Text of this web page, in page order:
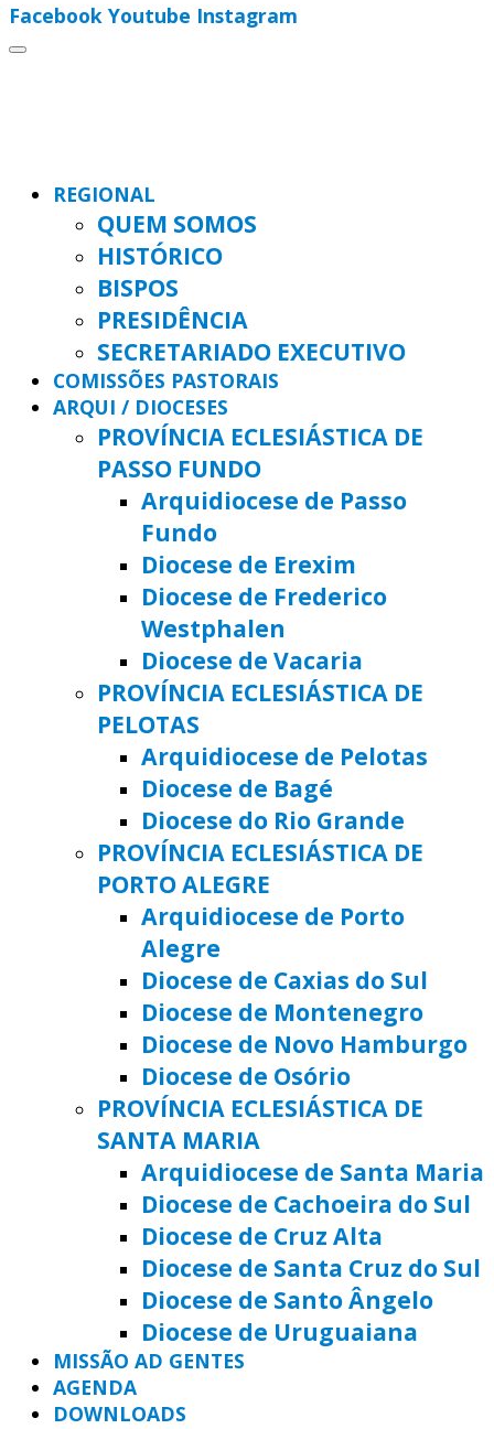
Facebook Youtube Instagram
REGIONAL
QUEM SOMOS
HISTÓRICO
BISPOS
PRESIDÊNCIA
SECRETARIADO EXECUTIVO
COMISSÕES PASTORAIS
ARQUI / DIOCESES
PROVÍNCIA ECLESIÁSTICA DE
PASSO FUNDO
Arquidiocese de Passo
Fundo
Diocese de Erexim
Diocese de Frederico
Westphalen
Diocese de Vacaria
PROVÍNCIA ECLESIÁSTICA DE
PELOTAS
Arquidiocese de Pelotas
Diocese de Bagé
Diocese do Rio Grande
PROVÍNCIA ECLESIÁSTICA DE
PORTO ALEGRE
Arquidiocese de Porto
Alegre
Diocese de Caxias do Sul
Diocese de Montenegro
Diocese de Novo Hamburgo
Diocese de Osório
PROVÍNCIA ECLESIÁSTICA DE
SANTA MARIA
Arquidiocese de Santa Maria
Diocese de Cachoeira do Sul
Diocese de Cruz Alta
Diocese de Santa Cruz do Sul
Diocese de Santo Ângelo
Diocese de Uruguaiana
MISSÃO AD GENTES
AGENDA
DOWNLOADS